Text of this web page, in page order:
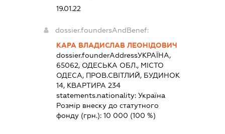
19.01.22
dossier.foundersAndBenef:
КАРА ВЛАДИСЛАВ ЛЕОНІДОВИЧ
dossier.founderAddressУКРАЇНА,
65062, ОДЕСЬКА ОБЛ., МІСТО
ОДЕСА, ПРОВ.СВІТЛИЙ, БУДИНОК
14, КВАРТИРА 234
statements.nationality: Україна
Розмір внеску до статутного
фонду (грн.): 10 000 (100 %)